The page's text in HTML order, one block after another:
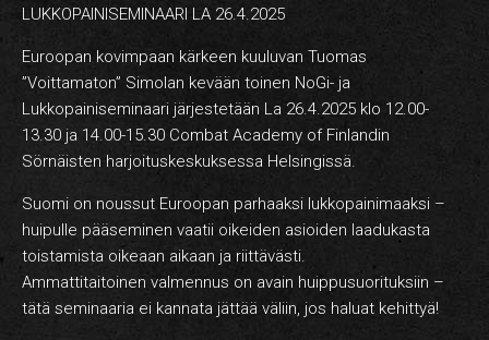
YHTEYSTIEDOT
FI
LUKKOPAINISEMINAARI LA 26.4.2025
Euroopan kovimpaan kärkeen kuuluvan Tuomas
”Voittamaton” Simolan kevään toinen NoGi- ja
Lukkopainiseminaari järjestetään La 26.4.2025 klo 12.00-
13.30 ja 14.00-15.30 Combat Academy of Finlandin
Sörnäisten harjoituskeskuksessa Helsingissä.
Suomi on noussut Euroopan parhaaksi lukkopainimaaksi –
huipulle pääseminen vaatii oikeiden asioiden laadukasta
toistamista oikeaan aikaan ja riittävästi.
Ammattitaitoinen valmennus on avain huippusuorituksiin –
tätä seminaaria ei kannata jättää väliin, jos haluat kehittyä!